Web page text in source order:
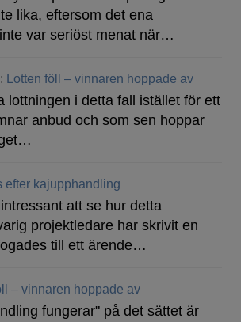
lika, eftersom det ena
var seriöst menat när…
: Lotten föll – vinnaren hoppade av
lottningen i detta fall istället för ett
anbud och som sen hoppar
efter kajupphandling
att se hur detta
projektledare har skrivit en
till ett ärende…
– vinnaren hoppade av
fungerar" på det sättet är